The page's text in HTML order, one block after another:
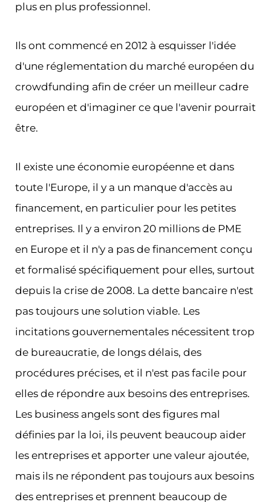
plus en plus professionnel.
Ils ont commencé en 2012 à esquisser l'idée
d'une réglementation du marché européen du
crowdfunding afin de créer un meilleur cadre
européen et d'imaginer ce que l'avenir pourrait
être.
Il existe une économie européenne et dans
toute l'Europe, il y a un manque d'accès au
financement, en particulier pour les petites
entreprises. Il y a environ 20 millions de PME
en Europe et il n'y a pas de financement conçu
et formalisé spécifiquement pour elles, surtout
depuis la crise de 2008. La dette bancaire n'est
pas toujours une solution viable. Les
incitations gouvernementales nécessitent trop
de bureaucratie, de longs délais, des
procédures précises, et il n'est pas facile pour
elles de répondre aux besoins des entreprises.
Les business angels sont des figures mal
définies par la loi, ils peuvent beaucoup aider
les entreprises et apporter une valeur ajoutée,
mais ils ne répondent pas toujours aux besoins
des entreprises et prennent beaucoup de